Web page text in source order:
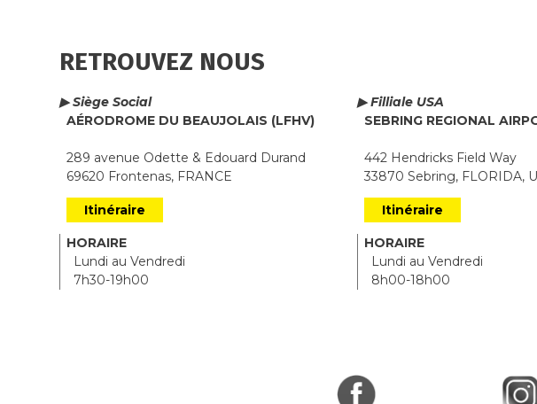
RETROUVEZ NOUS
▶ Siège Social
AÉRODROME DU BEAUJOLAIS (LFHV)
289 avenue Odette & Edouard Durand
69620 Frontenas, FRANCE
Itinéraire
HORAIRE
Lundi au Vendredi
7h30-19h00
▶ Filliale USA
SEBRING REGIONAL
442 Hendricks Field Way
33870 Sebring, FLORIDA,
Itinéraire
HORAIRE
Lundi au Vendredi
8h00-18h00